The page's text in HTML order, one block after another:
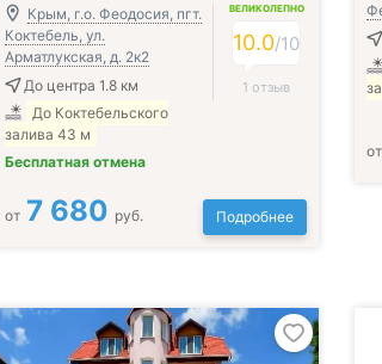
Крым, г.о. Феодосия, пгт.
Коктебель, ул.
Арматлукская, д. 2к2
До центра 1.8 км
До Коктебельского
залива 43 м
Бесплатная отмена
ВЕЛИКОЛЕПНО
10.0/10
1 отзыв
от 7 680 руб. Подробнее
от